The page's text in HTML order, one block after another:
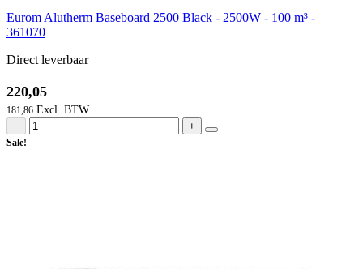
Eurom Alutherm Baseboard 2500 Black - 2500W - 100 m³ -
361070
Direct leverbaar
220,05
181,86
− +
Sale!